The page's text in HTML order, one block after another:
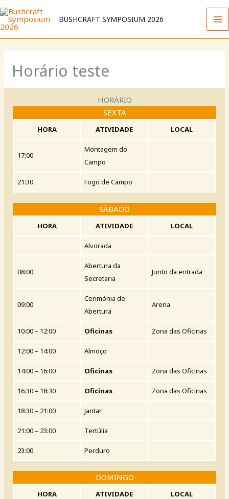
Skip
to
content
BUSHCRAFT SYMPOSIUM 2026
Horário teste
HORÁRIO
SEXTA
HORA ATIVIDADE LOCAL
17:00
Montagem do
Campo
21:30 Fogo de Campo
SÁBADO
HORA ATIVIDADE LOCAL
Alvorada
08:00
Abertura da
Secretaria
Junto da entrada
09:00
Cerimónia de
Abertura
Arena
10:00 – 12:00 Oficinas Zona das Oficinas
12:00 – 14:00 Almoço
14:00 – 16:00 Oficinas Zona das Oficinas
16:30 – 18:30 Oficinas Zona das Oficinas
18:30 – 21:00 Jantar
21:00 – 23:00 Tertúlia
23:00 Perduro
DOMINGO
HORA ATIVIDADE LOCAL